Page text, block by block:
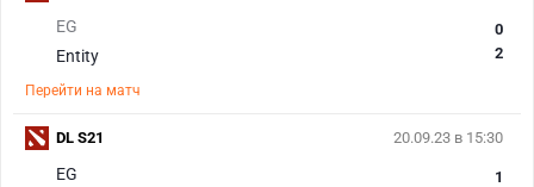
EG
Entity
0
2
Перейти на матч
20.09.23 в 15:30
EG
1
DL S21